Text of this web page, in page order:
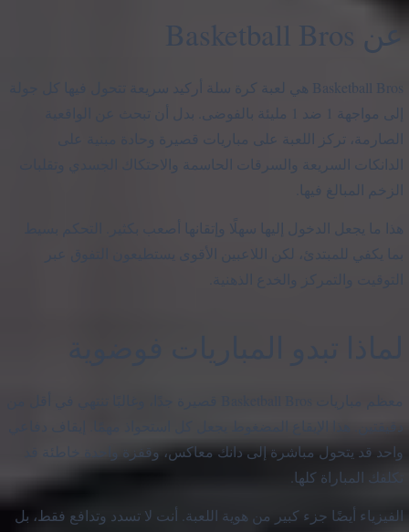
عن Basketball Bros
Basketball Bros هي لعبة كرة سلة أركيد سريعة تتحول فيها كل جولة
إلى مواجهة 1 ضد 1 مليئة بالفوضى. بدل أن تبحث عن الواقعية
الصارمة، تركز اللعبة على مباريات قصيرة وحادة مبنية على
الدانكات السريعة والسرقات الحاسمة والاحتكاك الجسدي وتقلبات
الزخم المبالغ فيها.
هذا ما يجعل الدخول إليها سهلًا وإتقانها أصعب بكثير. التحكم بسيط
بما يكفي للمبتدئ، لكن اللاعبين الأقوى يستطيعون التفوق عبر
واحد قد يتحول مباشرة إلى دانك معاكس، وقفزة واحدة خاطئة قد
تكلفك المباراة كلها.
الفيزياء أيضًا جزء كبير من هوية اللعبة. أنت لا تسدد وتدافع فقط، بل